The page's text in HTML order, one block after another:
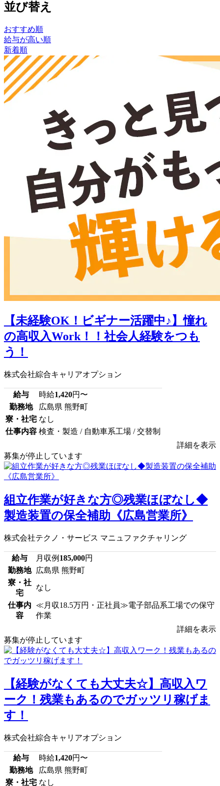
並び替え
おすすめ順
給与が高い順
新着順
【未経験OK！ビギナー活躍中♪】憧れ
の高収入Work！！社会人経験をつも
う！
株式会社綜合キャリアオプション
給与 時給1,420円〜
勤務地
広島県 熊野町
寮・社宅 なし
仕事内容 検査・製造 / 自動車系工場 / 交替制
詳細を表示
募集が停止しています
組立作業が好きな方◎残業ほぼなし◆
製造装置の保全補助《広島営業所》
株式会社テクノ・サービス マニュファクチャリング
給与 月収例 185,000円
勤務地
広島県 熊野町
寮・社
宅
なし
仕事内
容
≪月収18.5万円・正社員≫電子部品系工場での保守
作業
詳細を表示
募集が停止しています
【経験がなくても大丈夫☆】高収入ワ
ーク！残業もあるのでガッツリ稼げま
す！
株式会社綜合キャリアオプション
給与 時給1,420円〜
勤務地
広島県 熊野町
寮・社宅 なし